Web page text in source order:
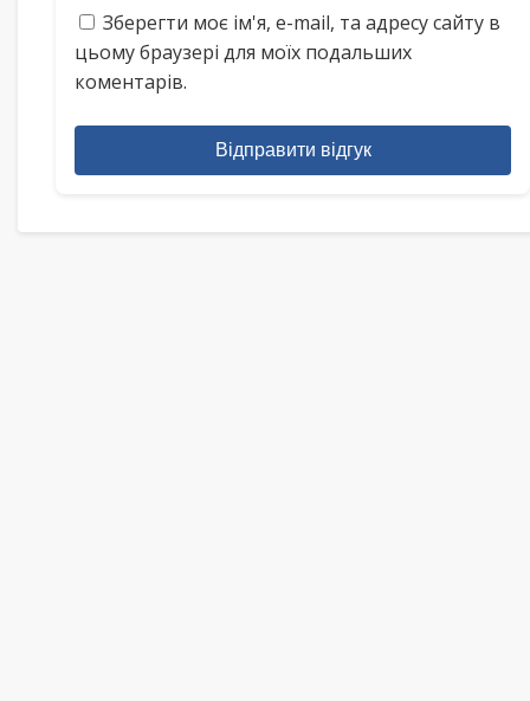
Зберегти моє ім'я, e-mail, та адресу сайту в
цьому браузері для моїх подальших
коментарів.
Відправити відгук